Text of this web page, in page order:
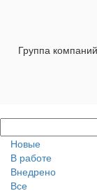
Группа
Новые
В работе
Внедрено
Все